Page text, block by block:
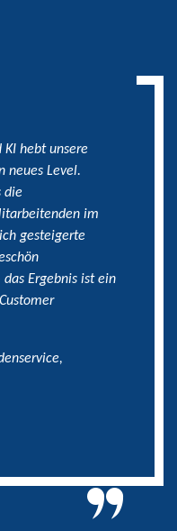
KI hebt unsere
neues Level.
die
im
gesteigerte
Ergebnis ist ein